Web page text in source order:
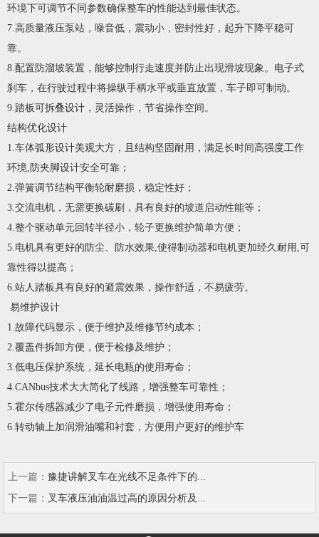
环境下可调节不同参数确保整车的性能达到最佳状态。
7.高质量液压泵站，噪音低，震动小，密封性好，起升下降平稳可
靠。
8.配置防溜坡装置，能够控制行走速度并防止出现滑坡现象。电子式
刹车，在行驶过程中将操纵手柄水平或垂直放置，车子即可制动。
9.踏板可拆叠设计，灵活操作，节省操作空间。
结构优化设计
1.车体弧形设计美观大方，且结构坚固耐用，满足长时间高强度工作
环境,防夹脚设计安全可靠；
2.弹簧调节结构平衡轮耐磨损，稳定性好；
3.交流电机，无需更换碳刷，具有良好的坡道启动性能等；
4.整个驱动单元回转半径小，轮子更换维护简单方便；
5.电机具有更好的防尘、防水效果,使得制动器和电机更加经久耐用,可
靠性得以提高；
6.站人踏板具有良好的避震效果，操作舒适，不易疲劳。
易维护设计
1.故障代码显示，便于维护及维修节约成本；
2.覆盖件拆卸方便，便于检修及维护；
3.低电压保护系统，延长电瓶的使用寿命；
4.CANbus技术大大简化了线路，增强整车可靠性；
5.霍尔传感器减少了电子元件磨损，增强使用寿命；
6.转动轴上加润滑油嘴和衬套，方便用户更好的维护车
上一篇： 豫捷讲解叉车在光线不足条件下的...
下一篇： 叉车液压油油温过高的原因分析及...